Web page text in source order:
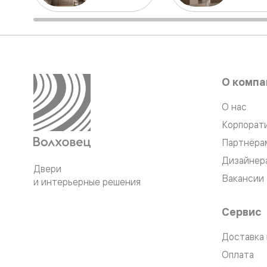
Мозаик
Рокка
Нео
Центро
Шарм
Нео
Классик
Эго
Эссе
Плано
Грильято
Двери
и интерьерные решения
О
О нас
Вакансии
Сервис
Доставка
Оплата